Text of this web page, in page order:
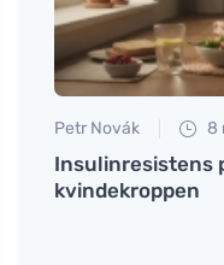
Petr Novák 8
Insulinresistens
kvindekroppen